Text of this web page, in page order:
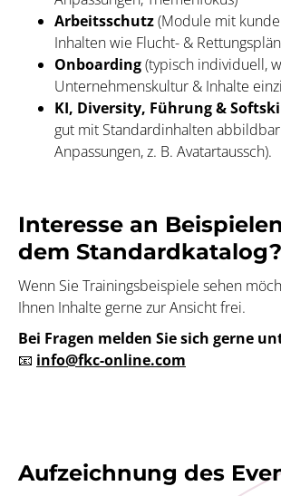
Arbeitsschutz(Module mit
Inhalten wie Flucht- &
Onboarding(typisch individuell,
Unternehmenskultur & Inhalte
KI, Diversity, Führung &
gut mit Standardinhalten
Anpassungen, z. B. Avatartaussch).
Interesse an
dem Standardkatalog?
Wenn Sie Trainingsbeispiele sehen
Ihnen Inhalte gerne zur Ansicht frei.
Bei Fragen melden Sie sich gerne
📧 info@fkc-online.com
Aufzeichnung des